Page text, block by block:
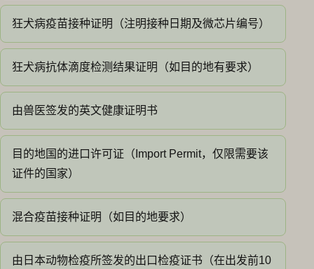
狂犬病疫苗接种证明（注明接种日期及微芯片编号）
狂犬病抗体滴度检测结果证明（如目的地有要求）
由兽医签发的英文健康证明书
目的地国的进口许可证（Import Permit，仅限需要该
证件的国家）
混合疫苗接种证明（如目的地要求）
由日本动物检疫所签发的出口检疫证书（在出发前10